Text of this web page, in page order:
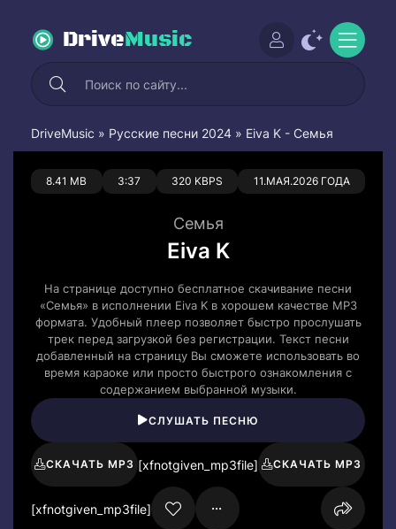
DriveMusic
DriveMusic » Русские песни 2024 » Eiva K - Семья
8.41 MB 3:37 320 KBPS 11.МАЯ.2026 ГОДА
0 0
Семья
Eiva K
На странице доступно бесплатное скачивание песни
«Семья» в исполнении Eiva K в хорошем качестве MP3
формата. Удобный плеер позволяет быстро прослушать
трек перед загрузкой без регистрации. Текст песни
добавленный на страницу Вы сможете использовать во
время караоке или просто быстрого ознакомления с
содержанием выбранной музыки.
СЛУШАТЬ ПЕСНЮ
СКАЧАТЬ MP3 [xfnotgiven_mp3file] СКАЧАТЬ MP3
[xfnotgiven_mp3file]